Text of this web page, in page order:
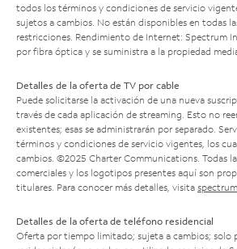
todos los términos y condiciones de servicio
sujetos a cambios. No están disponibles en todas
restricciones. Rendimiento de Internet: Spectrum
por fibra óptica y se suministra a la propiedad
Detalles de la oferta de TV por cable
Puede solicitarse la activación de una nueva
través de cada aplicación de streaming. Esto no
existentes; esas se administrarán por separado.
términos y condiciones de servicio vigentes, los
cambios. ©2025 Charter Communications. Todas
comerciales y los logotipos presentes aquí son
titulares. Para conocer más detalles, visita
Detalles de la oferta de teléfono residencial
Oferta por tiempo limitado; sujeta a cambios; solo